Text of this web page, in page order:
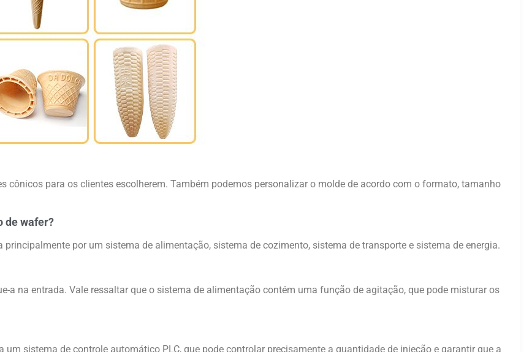
cônicos para os clientes escolherem. Também podemos personalizar o molde de acordo com o formato, tamanho
de wafer?
por um sistema de alimentação, sistema de cozimento, sistema de transporte e sistema de energia.
a na entrada. Vale ressaltar que o sistema de alimentação contém uma função de agitação, que pode misturar os
um sistema de controle automático PLC, que pode controlar precisamente a quantidade de injeção e garantir que a